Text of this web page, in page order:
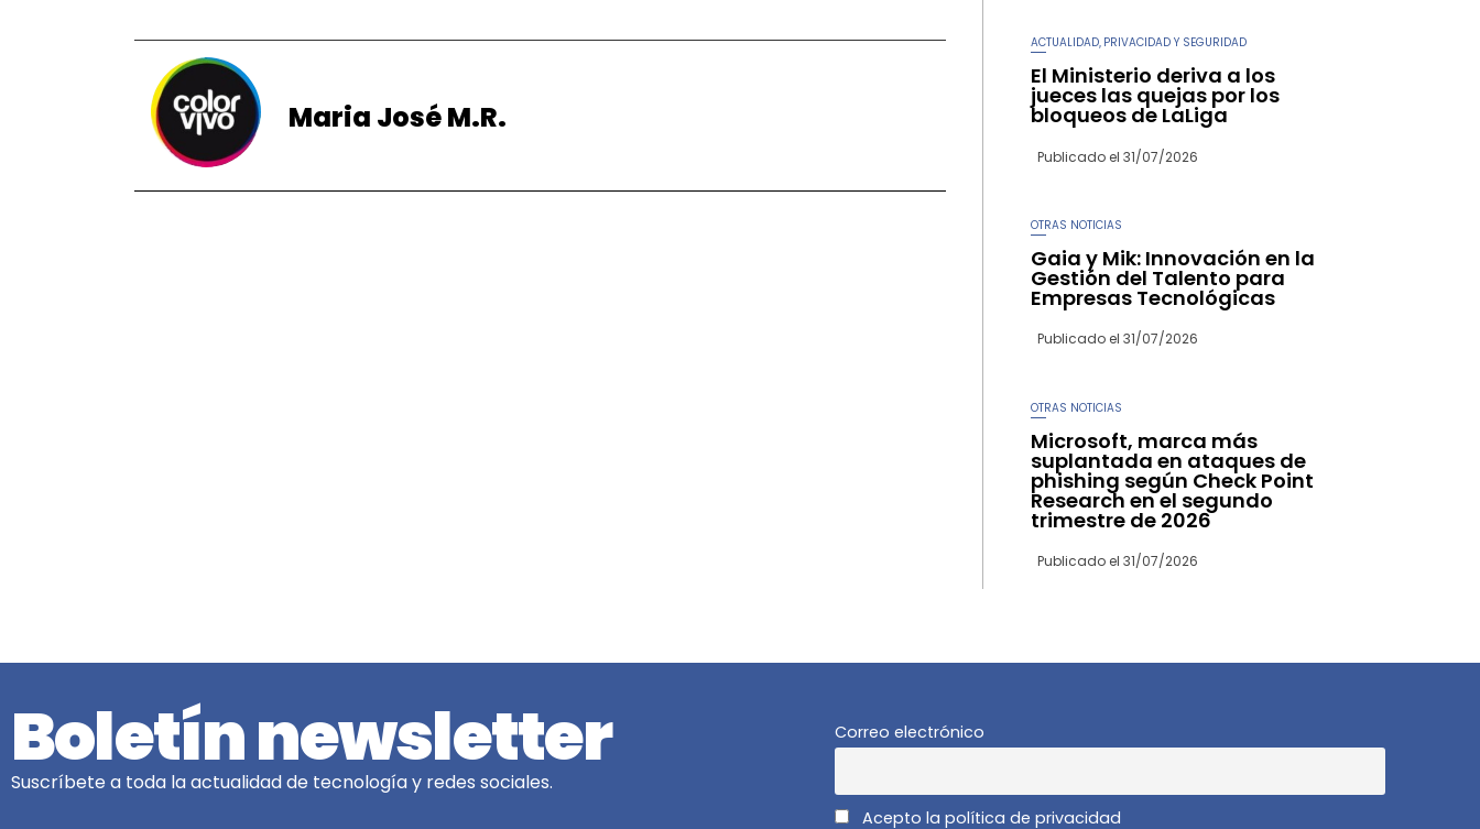
Maria José M.R.
ACTUALIDAD, PRIVACIDAD Y SEGURIDAD
El Ministerio deriva a los
jueces las quejas por los
bloqueos de LaLiga
Publicado el 31/07/2026
OTRAS NOTICIAS
Gaia y Mik: Innovación en la
Gestión del Talento para
Empresas Tecnológicas
Publicado el 31/07/2026
OTRAS NOTICIAS
Microsoft, marca más
suplantada en ataques de
phishing según Check Point
Research en el segundo
trimestre de 2026
Publicado el 31/07/2026
Boletín newsletter
Suscríbete a toda la actualidad de tecnología y redes sociales.
Correo electrónico
Acepto la política de privacidad